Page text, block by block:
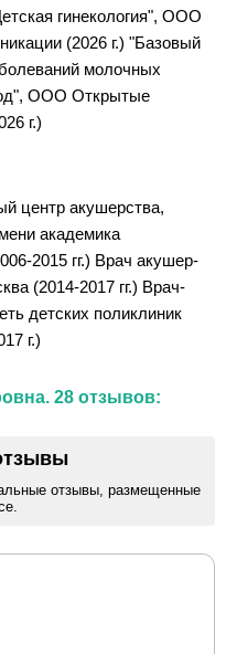
гинекология", ООО
(2026 г.) "Базовый
молочных
ООО Открытые
г.)
центр акушерства,
академика
2015 гг.) Врач акушер-
(2014-2017 гг.) Врач-
детских поликлиник
г.)
28 отзывов:
отзывы, размещенные